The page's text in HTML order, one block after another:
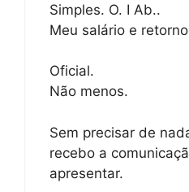
Simples. O. I Ab..
Meu salário e
Oficial.
Não menos.
Sem precisar de
recebo a
apresentar.